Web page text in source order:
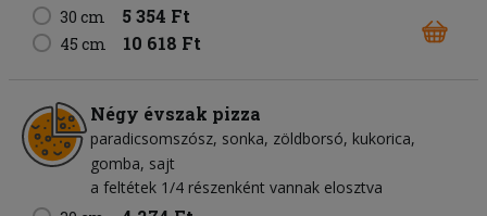
30 cm 5 354 Ft
45 cm 10 618 Ft
Négy évszak pizza
paradicsomszósz sonka zöldborsó kukorica
gomba sajt
a feltétek 1/4 részenként vannak elosztva